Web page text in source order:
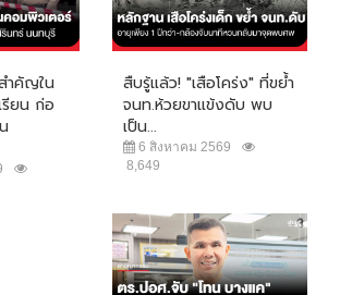
ำคัญใน
ยน ก่อ
สืบรู้แล้ว! "เสือโคร่ง" ที่ขย้ำ
จนท.ห้วยขาแข้งดับ พบ
เป็น...
6 สิงหาคม 2569
8,649